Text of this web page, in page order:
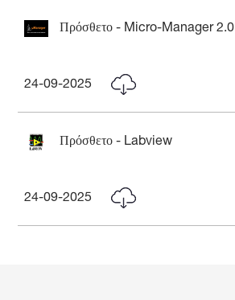
Πρόσθετο - Micro-Manager 2.0
24-09-2025
Πρόσθετο - Labview
24-09-2025